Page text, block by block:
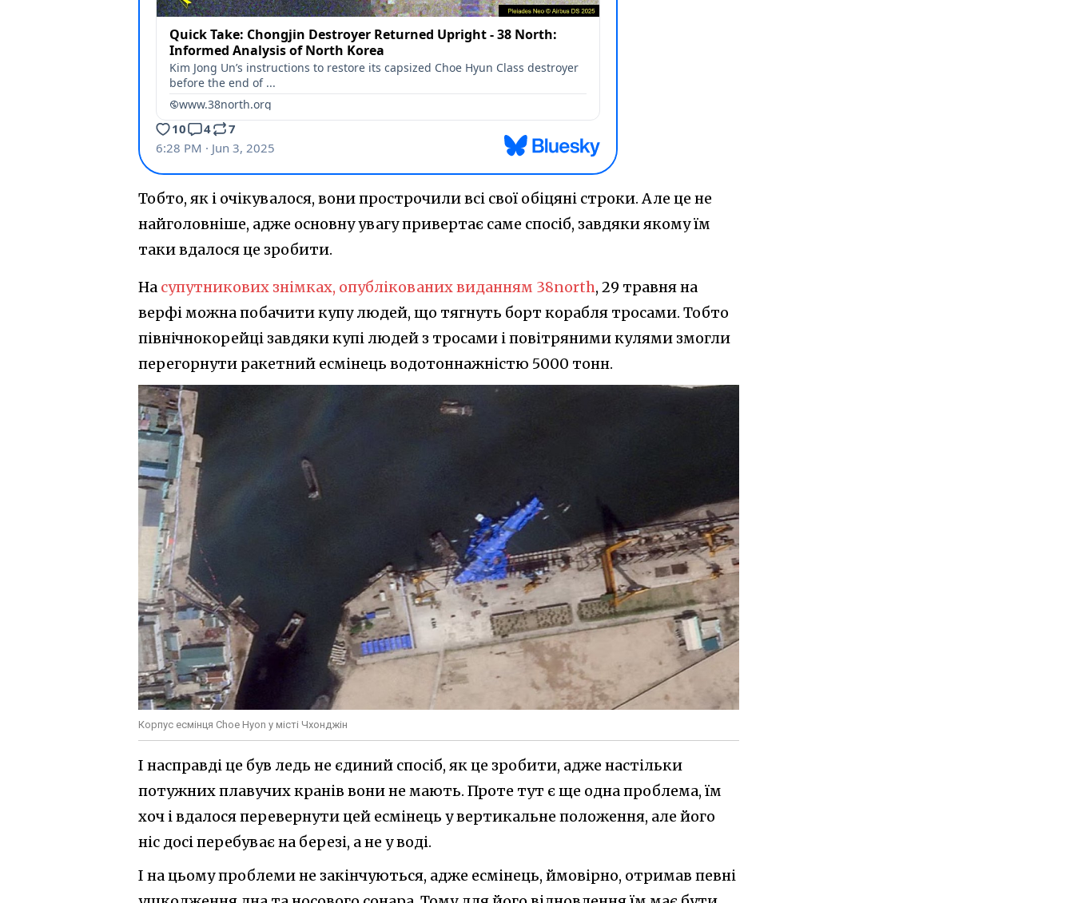
Тобто, як і очікувалося, вони прострочили всі свої обіцяні строки. Але це не
найголовніше, адже основну увагу привертає саме спосіб, завдяки якому їм
таки вдалося це зробити.
На супутникових знімках, опублікованих виданням 38north, 29 травня на
верфі можна побачити купу людей, що тягнуть борт корабля тросами. Тобто
північнокорейці завдяки купі людей з тросами і повітряними кулями змогли
перегорнути ракетний есмінець водотоннажністю 5000 тонн.
Корпус есмінця Choe Hyon у місті Чхонджін
І насправді це був ледь не єдиний спосіб, як це зробити, адже настільки
потужних плавучих кранів вони не мають. Проте тут є ще одна проблема, їм
хоч і вдалося перевернути цей есмінець у вертикальне положення, але його
ніс досі перебуває на березі, а не у воді.
І на цьому проблеми не закінчуються, адже есмінець, ймовірно, отримав певні